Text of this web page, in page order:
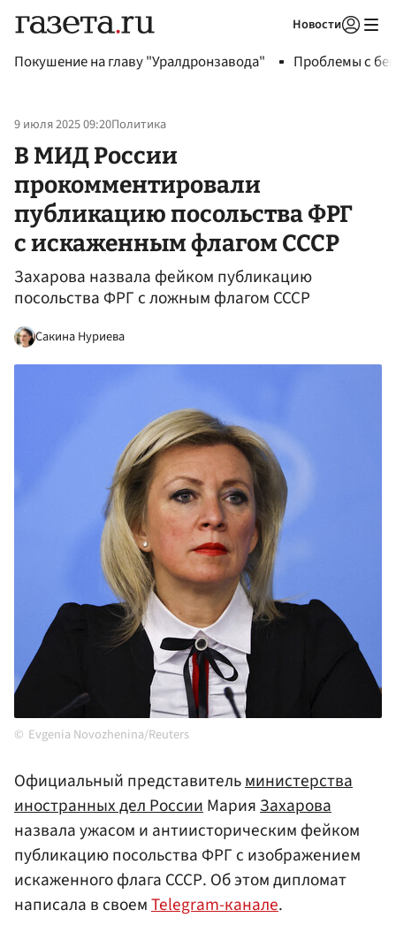
Новости
Покушение на главу "Уралдронзавода" Проблемы с
9 июля 2025 09:20Политика
В МИД России
прокомментировали
публикацию посольства ФРГ
с искаженным флагом СССР
Захарова назвала фейком публикацию
посольства ФРГ с ложным флагом СССР
Сакина Нуриева
Evgenia Novozhenina/Reuters
Официальный представительминистерства
иностранных дел РоссииМарияЗахарова
назвала ужасом и антиисторическим фейком
публикацию посольства ФРГ с изображением
искаженного флага СССР. Об этом дипломат
написала в своемTelegram-канале.